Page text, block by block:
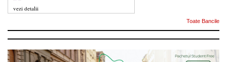
vezi detalii
Toate Bancile